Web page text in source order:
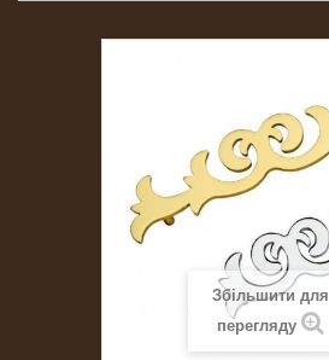
Збільшити для
перегляду